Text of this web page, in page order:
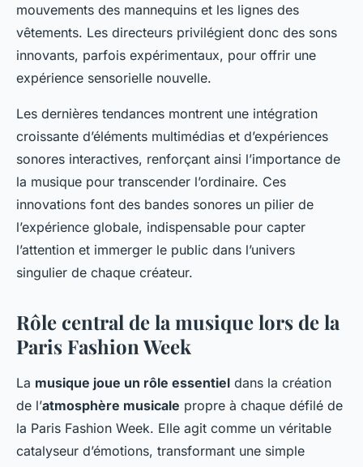
mouvements des mannequins et les lignes des
vêtements. Les directeurs privilégient donc des sons
innovants, parfois expérimentaux, pour offrir une
expérience sensorielle nouvelle.
Les dernières tendances montrent une intégration
croissante d’éléments multimédias et d’expériences
sonores interactives, renforçant ainsi l’importance de
la musique pour transcender l’ordinaire. Ces
innovations font des bandes sonores un pilier de
l’expérience globale, indispensable pour capter
l’attention et immerger le public dans l’univers
singulier de chaque créateur.
Rôle central de la musique lors de la
Paris Fashion Week
La musique joue un rôle essentiel dans la création
de l’atmosphère musicale propre à chaque défilé de
la Paris Fashion Week. Elle agit comme un véritable
catalyseur d’émotions, transformant une simple